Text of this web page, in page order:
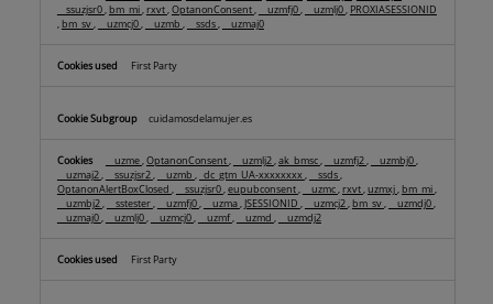
__ssuzjsr0,bm_mi,rxvt,OptanonConsent, __uzmfj0, __uzmlj0, PROXIASESSIONID
,bm_sv, __uzmcj0, __uzmb , __ssds, __uzmaj0
First Party
cuidamosdelamujer.es
__uzme,OptanonConsent, __uzmlj2,ak_bmsc, __uzmfj2, __uzmbj0,
__uzmaj2, __ssuzjsr2, __uzmb , _dc_gtm_UA-xxxxxxxx, __ssds,
OptanonAlertBoxClosed , __ssuzjsr0,eupubconsent, __uzmc,rxvt,uzmxj,bm_mi,
__uzmbj2, __sstester, __uzmfj0, __uzma, JSESSIONID , __uzmcj2,bm_sv, __uzmdj0,
__uzmaj0, __uzmlj0, __uzmcj0, __uzmf, __uzmd , __uzmdj2
First Party